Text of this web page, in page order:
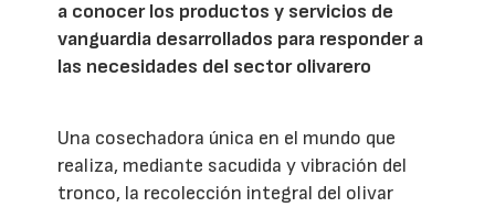
a conocer los productos y servicios de
vanguardia desarrollados para responder a
las necesidades del sector olivarero
Una cosechadora única en el mundo que
realiza, mediante sacudida y vibración del
tronco, la recolección integral del olivar